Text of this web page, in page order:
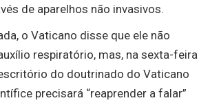
de aparelhos não invasivos.
o Vaticano disse que ele não
respiratório, mas, na sexta-feira
do doutrinado do Vaticano
precisará “reaprender a falar”